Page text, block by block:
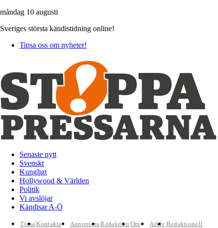
måndag 10 augusti
Sveriges största kändistidning online!
Tipsa oss om nyheter!
Senaste nytt
Svenskt
Kungligt
Hollywood & Världen
Politik
Vi avslöjar
Kändisar A-Ö
TipsaKontakta
AnnonseraRedaktion Om
Arkiv Redaktionell